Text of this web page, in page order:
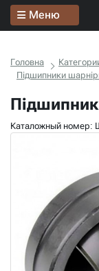
Меню
Головна
Підшипники
Каталожный номер: